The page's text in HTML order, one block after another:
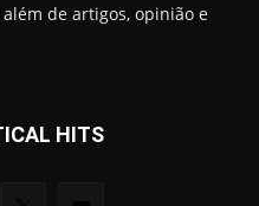
de artigos, opinião e
HITS